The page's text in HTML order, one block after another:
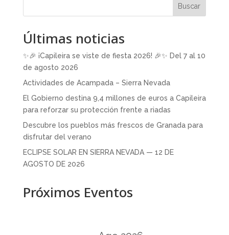
Buscar
Últimas noticias
✨🎉 ¡Capileira se viste de fiesta 2026! 🎉✨ Del 7 al 10
de agosto 2026
Actividades de Acampada – Sierra Nevada
El Gobierno destina 9,4 millones de euros a Capileira
para reforzar su protección frente a riadas
Descubre los pueblos más frescos de Granada para
disfrutar del verano
ECLIPSE SOLAR EN SIERRA NEVADA — 12 DE
AGOSTO DE 2026
Próximos Eventos